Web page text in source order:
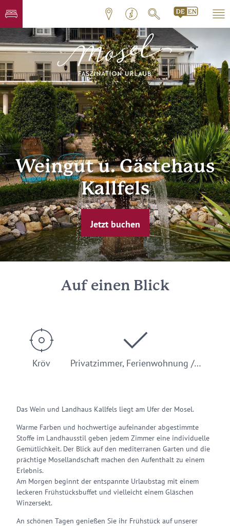
Weingut u. Gästehaus
Kallfels
Jetzt buchen
Auf einen Blick
Kröv Privatzimmer, Ferienwohnung /…
Das Wein und Landhaus Kallfels liegt am Ufer der Mosel.
Warme Farben und hochwertige aufeinander abgestimmte
Stoffe im Landhausstil geben jedem Zimmer eine individuelle
Gemütlichkeit. Der Blick auf den mediterranen Garten und die
prächtige Mosellandschaft machen den Aufenthalt zu einem
Erlebnis.
Am Morgen beginnt der entspannte Urlaubstag mit einem
leckeren Frühstücksbuffet und vielleicht einem Gläschen
Winzersekt.
An schönen Tagen genießen Sie ihr Frühstück auf unserer